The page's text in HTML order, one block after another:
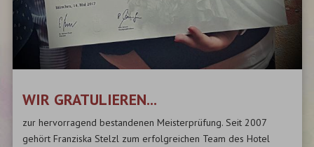
WIR GRATULIEREN...
zur hervorragend bestandenen Meisterprüfung. Seit 2007
gehört Franziska Stelzl zum erfolgreichen Team des Hotel